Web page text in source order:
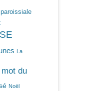
La
mot du
Noël